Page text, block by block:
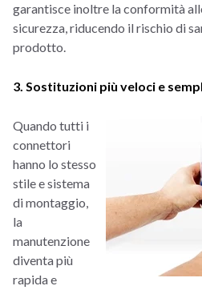
garantisce inoltre la conformità
sicurezza, riducendo il rischio di
prodotto.
3. Sostituzioni più veloci e
Quando tutti i
connettori
hanno lo stesso
stile e sistema
di montaggio,
la
manutenzione
diventa più
rapida e